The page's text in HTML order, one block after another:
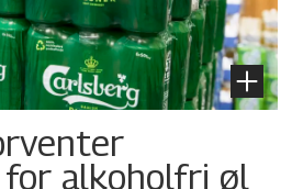
for alkoholfri øl